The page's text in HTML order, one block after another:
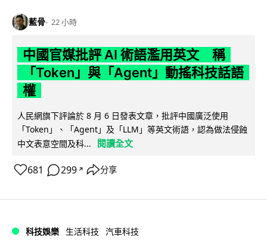
藍骨 22 小時
中國官媒批評 AI 術語濫用英文 稱
「Token」與「Agent」動搖科技話語
權
人民網旗下評論於 8 月 6 日發表文章，批評中國廣泛使用
「Token」、「Agent」及「LLM」等英文術語，認為做法侵蝕
中文表意空間及科...
閱讀全文
681 299 ↗ 分享
科技娛樂 生活科技 汽車科技